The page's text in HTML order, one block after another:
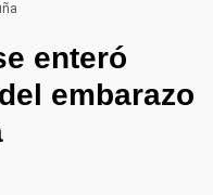
enteró
embarazo